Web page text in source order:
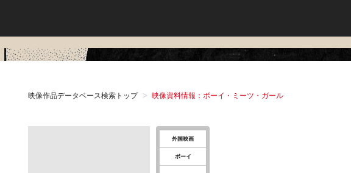
映像作品データベース検索トップ 映像資料情報：ボーイ・ミーツ・ガール
外国映画
ボーイ